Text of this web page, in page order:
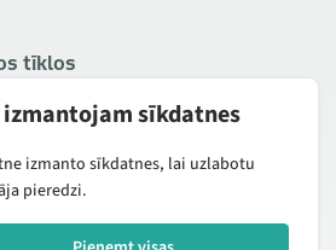
tīklos
izdevīgām akcijām, jauniem
publicējam arī produktu
izmantojam sīkdatnes
izmanto sīkdatnes, lai uzlabotu
pieredzi.